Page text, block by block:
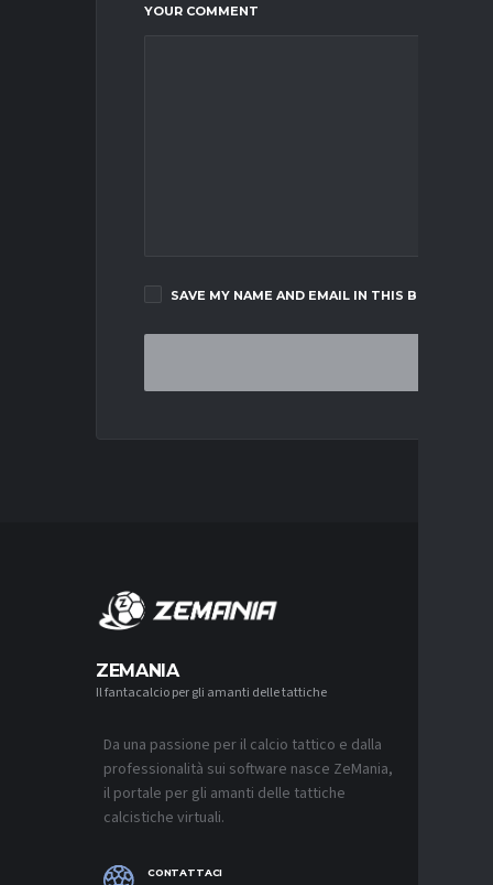
YOUR COMMENT
SAVE MY NAME AND EMAIL IN THIS BROWSER
ZEMANIA
Il fantacalcio per gli amanti delle tattiche
Da una passione per il calcio tattico e dalla
professionalità sui software nasce ZeMania,
il portale per gli amanti delle tattiche
calcistiche virtuali.
CONTATTACI